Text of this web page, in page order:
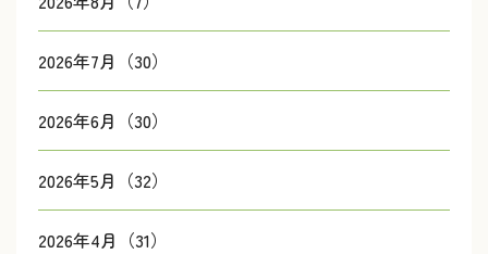
2026年7月（30）
2026年6月（30）
2026年5月（32）
2026年4月（31）